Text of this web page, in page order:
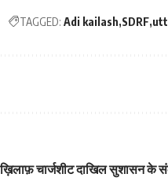
TAGGED: Adi kailash SDRF
चार्जशीट दाखिल सुशासन के